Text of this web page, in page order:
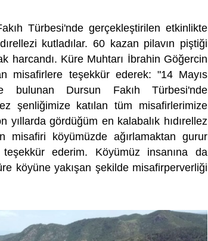
Türbesi'nde gerçekleştirilen etkinlikte
kutladılar. 60 kazan pilavın piştiği
harcandı. Küre Muhtarı İbrahin Göğercin
misafirlere teşekkür ederek: "14 Mayıs
bulunan Dursun Fakıh Türbesi'nde
şenliğimize katılan tüm misafirlerimize
yıllarda gördüğüm en kalabalık hıdırellez
misafiri köyümüzde ağırlamaktan gurur
ederim. Köyümüz insanına da
köyüne yakışan şekilde misafirperverliği